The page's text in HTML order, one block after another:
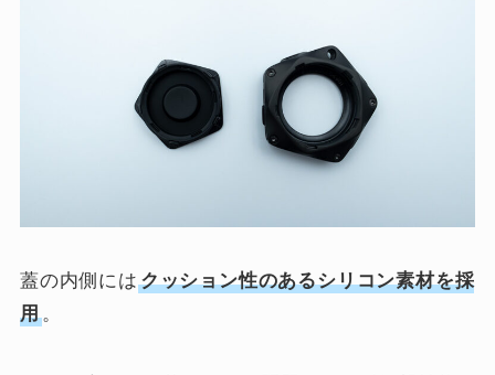
蓋の内側にはクッション性のあるシリコン素材を採
用。